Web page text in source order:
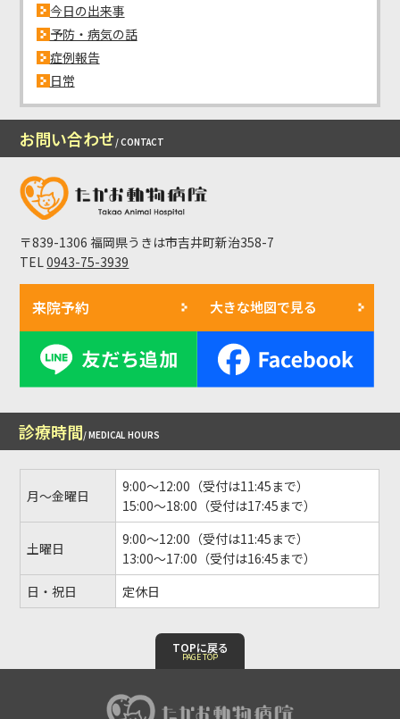
今日の出来事
予防・病気の話
症例報告
日常
お問い合わせ/ CONTACT
〒839-1306 福岡県うきは市吉井町新治358-7
TEL0943-75-3939
来院予約 大きな地図で見る
診療時間/ MEDICAL HOURS
月～金曜日
9:00～12:00（受付は11:45まで）
15:00～18:00（受付は17:45まで）
土曜日
9:00～12:00（受付は11:45まで）
13:00～17:00（受付は16:45まで）
日・祝日
定休日
TOPに戻る
PAGE TOP